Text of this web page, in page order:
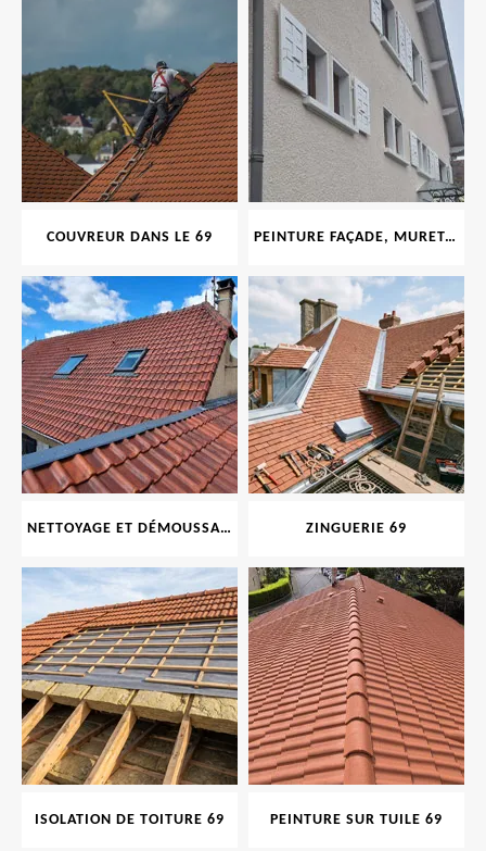
COUVREUR DANS LE 69 PEINTURE FAÇADE, MURET, TOITURE, BOISERIE, FERRONERIE, GOUTTIÈRE 69
NETTOYAGE ET DÉMOUSSAGE DE TOITURE ET FAÇADE 69 ZINGUERIE 69
ISOLATION DE TOITURE 69 PEINTURE SUR TUILE 69